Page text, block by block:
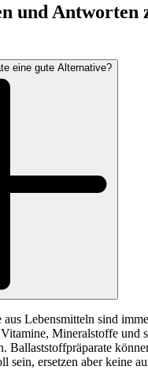
und Antworten
eine gute Alternative?
Lebensmitteln sind
Mineralstoffe und
Ballaststoffpräparate
sein, ersetzen aber keine